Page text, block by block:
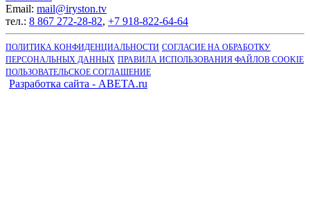
Email: mail@iryston.tv
тел.: 8 867 272-28-82, +7 918-822-64-64
ПОЛИТИКА КОНФИДЕНЦИАЛЬНОСТИ СОГЛАСИЕ НА ОБРАБОТКУ
ПЕРСОНАЛЬНЫХ ДАННЫХ ПРАВИЛА ИСПОЛЬЗОВАНИЯ ФАЙЛОВ COOKIE
ПОЛЬЗОВАТЕЛЬСКОЕ СОГЛАШЕНИЕ
Разработка сайта - ABETA.ru